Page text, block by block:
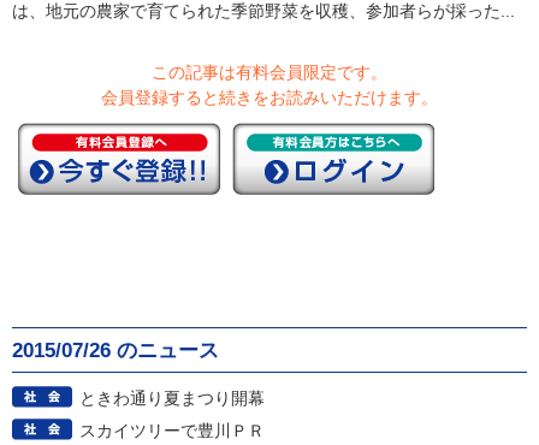
は、地元の農家で育てられた季節野菜を収穫、参加者らが採った...
この記事は有料会員限定です。
会員登録すると続きをお読みいただけます。
2015/07/26 のニュース
ときわ通り夏まつり開幕
スカイツリーで豊川ＰＲ